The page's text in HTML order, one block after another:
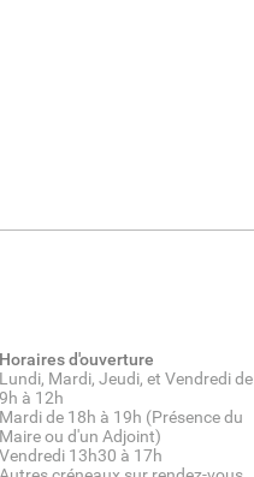
Horaires d'ouverture
Lundi, Mardi, Jeudi, et Vendredi de
9h à 12h
Mardi de 18h à 19h (Présence du
Maire ou d'un Adjoint)
Vendredi 13h30 à 17h